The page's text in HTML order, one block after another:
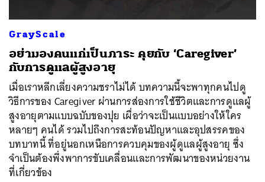
GrayScale
อย่ามองคนแก่เป็นภาระ คุยกับ ‘Caregiver’
กับการดูแลผู้สูงอายุ
เมื่อเราหลีกเลี่ยงความชราไม่ได้ บทความนี้จะพาทุกคนไปดู
วิธีการของ Caregiver ผ่านการส่องการใช้ชีวิตและการดูแลผู้
สูงอายุตามแบบฉบับของปุย เผื่อว่าจะเป็นแบบอย่างให้ใคร
หลายๆ คนได้ รวมไปถึงการสะท้อนปัญหาและอุปสรรคของ
บทบาทนี้ ที่อยู่นอกเหนือการควบคุมของผู้ดูแลผู้สูงอายุ ซึ่ง
จำเป็นต้องพึ่งพาการขับเคลื่อนและการพัฒนาของหน่วยงาน
ที่เกี่ยวข้อง